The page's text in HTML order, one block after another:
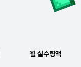
월 실수령액